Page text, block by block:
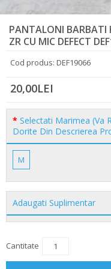
PANTALONI BARBATI
ZR CU MIC DEFECT
Cod produs: DEF19066
20,00LEI
Selectati Marimea (Va
Dorite Din Descrierea
M
Adaugati Suplimentar
Cantitate